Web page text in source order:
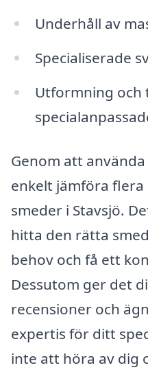
Underhåll av
Specialiserade
Utformning och
Genom att
enkelt jämföra
smeder i Stavsjö.
hitta den rätta
behov och få ett
Dessutom ger det
recensioner och
expertis för ditt
inte att höra av dig